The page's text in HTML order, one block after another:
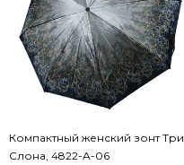
Компактный женский зонт Три
Слона, 4822-A-06